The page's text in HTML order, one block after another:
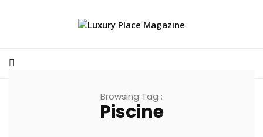
Browsing Tag :
Piscine